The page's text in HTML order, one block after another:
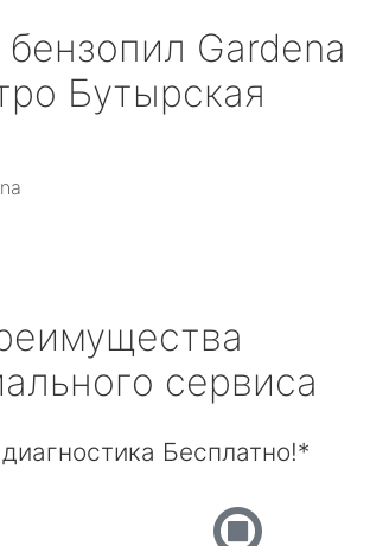
Gardena
Бутырская
сервиса
Бесплатно!*